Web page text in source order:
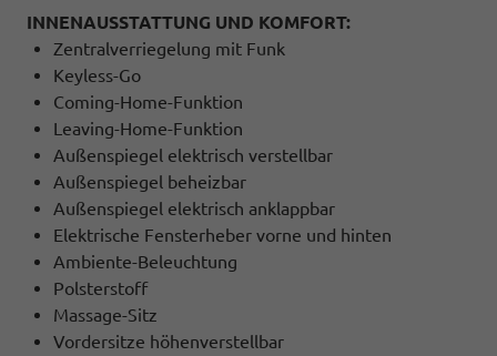
INNENAUSSTATTUNG UND KOMFORT:
Zentralverriegelung mit Funk
Keyless-Go
Coming-Home-Funktion
Leaving-Home-Funktion
Außenspiegel elektrisch verstellbar
Außenspiegel beheizbar
Außenspiegel elektrisch anklappbar
Elektrische Fensterheber vorne und hinten
Ambiente-Beleuchtung
Polsterstoff
Massage-Sitz
Vordersitze höhenverstellbar